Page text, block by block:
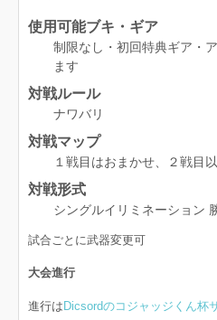
使用可能ブキ・ギア
制限なし・初回特典ギア・
ます
対戦ルール
ナワバリ
対戦マップ
１戦目はおまかせ、２戦目
対戦形式
シングルイリミネーション
試合ごとに武器変更可
大会進行
進行はDicsordのコジャッジくん杯